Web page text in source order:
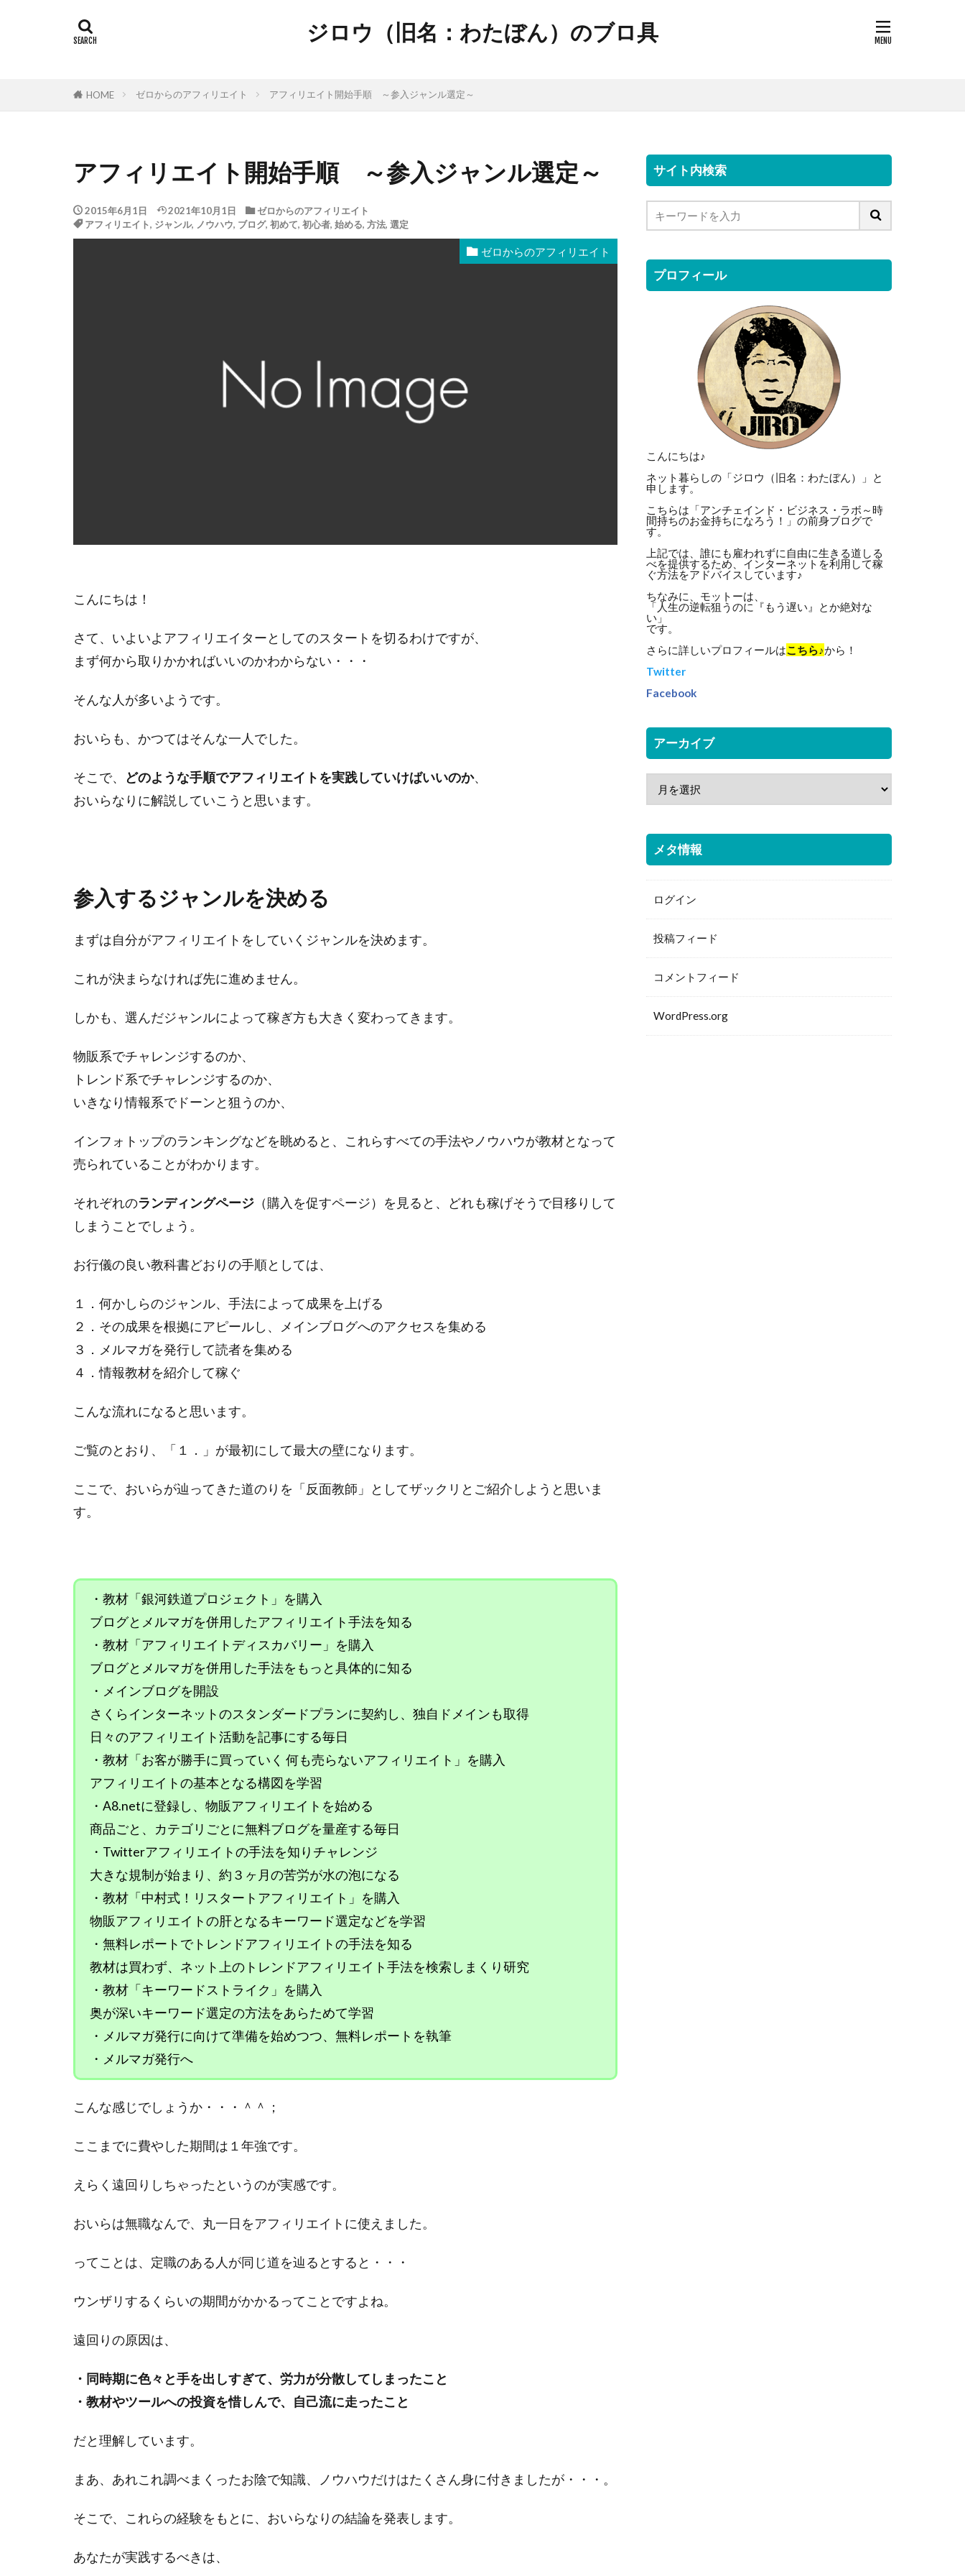
ジロウ（旧名：わたぼん）のブロ具
HOME ゼロからのアフィリエイト アフィリエイト開始手順 ～参入ジャンル選定～
アフィリエイト開始手順 ～参入ジャンル選定～
2015年6月1日 2021年10月1日
ゼロからのアフィリエイト
アフィリエイト, ジャンル, ノウハウ, ブログ, 初めて, 初心者, 始める, 方法, 選定
ゼロからのアフィリエイト
こんにちは！
さて、いよいよアフィリエイターとしてのスタートを切るわけですが、
まず何から取りかかればいいのかわからない・・・
そんな人が多いようです。
おいらも、かつてはそんな一人でした。
そこで、 どのような手順でアフィリエイトを実践していけばいいのか、
おいらなりに解説していこうと思います。
参入するジャンルを決める
まずは自分がアフィリエイトをしていくジャンルを決めます。
これが決まらなければ先に進めません。
しかも、選んだジャンルによって稼ぎ方も大きく変わってきます。
物販系でチャレンジするのか、
トレンド系でチャレンジするのか、
いきなり情報系でドーンと狙うのか、
インフォトップのランキングなどを眺めると、これらすべての手法やノウハウが教材となって
売られていることがわかります。
それぞれのランディングページ （購入を促すページ）を見ると、どれも稼げそうで目移りして
しまうことでしょう。
お行儀の良い教科書どおりの手順としては、
１．何かしらのジャンル、手法によって成果を上げる
２．その成果を根拠にアピールし、メインブログへのアクセスを集める
３．メルマガを発行して読者を集める
４．情報教材を紹介して稼ぐ
こんな流れになると思います。
ご覧のとおり、「１．」が最初にして最大の壁になります。
ここで、おいらが辿ってきた道のりを「反面教師」としてザックリとご紹介しようと思いま
す。
・教材「銀河鉄道プロジェクト」を購入
ブログとメルマガを併用したアフィリエイト手法を知る
・教材「アフィリエイトディスカバリー」を購入
ブログとメルマガを併用した手法をもっと具体的に知る
・メインブログを開設
さくらインターネットのスタンダードプランに契約し、独自ドメインも取得
日々のアフィリエイト活動を記事にする毎日
・教材「お客が勝手に買っていく 何も売らないアフィリエイト」を購入
アフィリエイトの基本となる構図を学習
・A8.netに登録し、物販アフィリエイトを始める
商品ごと、カテゴリごとに無料ブログを量産する毎日
・Twitterアフィリエイトの手法を知りチャレンジ
大きな規制が始まり、約３ヶ月の苦労が水の泡になる
・教材「中村式！リスタートアフィリエイト」を購入
物販アフィリエイトの肝となるキーワード選定などを学習
・無料レポートでトレンドアフィリエイトの手法を知る
教材は買わず、ネット上のトレンドアフィリエイト手法を検索しまくり研究
・教材「キーワードストライク」を購入
奥が深いキーワード選定の方法をあらためて学習
・メルマガ発行に向けて準備を始めつつ、無料レポートを執筆
・メルマガ発行へ
こんな感じでしょうか・・・＾＾；
ここまでに費やした期間は１年強です。
えらく遠回りしちゃったというのが実感です。
おいらは無職なんで、丸一日をアフィリエイトに使えました。
ってことは、定職のある人が同じ道を辿るとすると・・・
ウンザリするくらいの期間がかかるってことですよね。
遠回りの原因は、
・同時期に色々と手を出しすぎて、労力が分散してしまったこと
・教材やツールへの投資を惜しんで、自己流に走ったこと
だと理解しています。
まあ、あれこれ調べまくったお陰で知識、ノウハウだけはたくさん身に付きましたが・・・。
そこで、これらの経験をもとに、おいらなりの結論を発表します。
あなたが実践するべきは、
サイト内検索
プロフィール
こんにちは♪
ネット暮らしの「ジロウ（旧名：わたぼん）」と
申します。
こちらは「アンチェインド・ビジネス・ラボ～時
間持ちのお金持ちになろう！」の前身ブログで
す。
上記では、誰にも雇われずに自由に生きる道しる
べを提供するため、インターネットを利用して稼
ぐ方法をアドバイスしています♪
ちなみに、モットーは、
「人生の逆転狙うのに『もう遅い』とか絶対な
い」
です。
さらに詳しいプロフィールはこちら♪から！
Twitter
Facebook
アーカイブ
メタ情報
ログイン
投稿フィード
コメントフィード
WordPress.org